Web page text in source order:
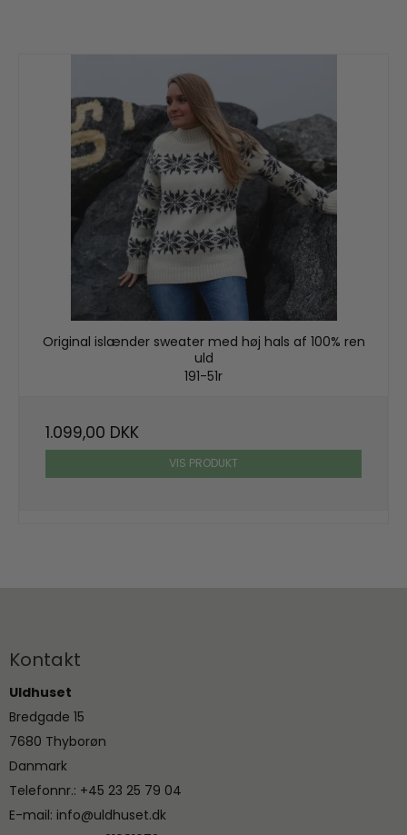
Original islænder sweater med høj hals af 100% ren
uld
191-51r
1.099,00 DKK
VIS PRODUKT
Kontakt
Uldhuset
Bredgade 15
7680 Thyborøn
Danmark
Telefonnr.: +45 23 25 79 04
E-mail: info@uldhuset.dk